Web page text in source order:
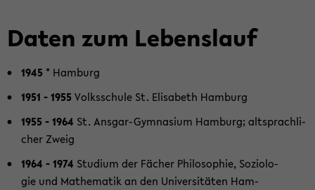
Daten zum Le­bens­lauf
1945 * Ham­burg
1951 - 1955Volks­schu­le St. Eli­sa­beth Ham­burg
1955- 1964 St. Ansgar-​Gymnasium Ham­burg; alt­sprach­li­
cher Zweig
1964 - 1974 Stu­di­um der Fä­cher Phi­lo­so­phie, So­zio­lo­
gie und Ma­the­ma­tik an den Uni­ver­si­tä­ten Ham­